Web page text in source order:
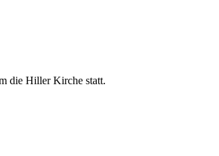
die Hiller Kirche statt.